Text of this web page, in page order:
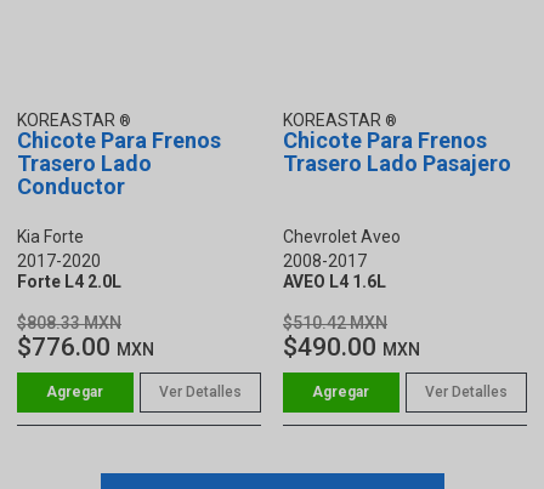
KOREASTAR
Chicote Para Frenos
Trasero Lado
Conductor
Kia Forte
2017-2020
Forte L4 2.0L
$808.33 MXN
$776.00 MXN
Ver Detalles
KOREASTAR
Chicote Para Frenos
Trasero Lado Pasajero
Chevrolet Aveo
2008-2017
AVEO L4 1.6L
$510.42 MXN
$490.00 MXN
Ver Detalles